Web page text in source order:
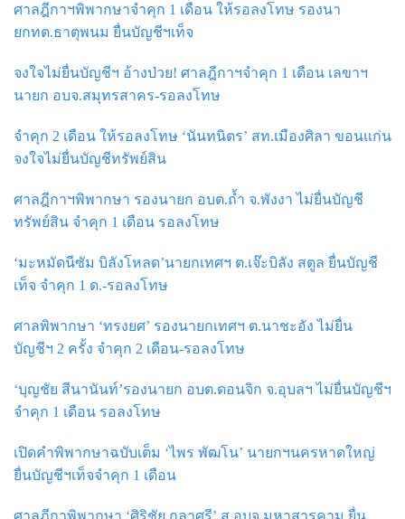
ศาลฎีกาฯพิพากษาจำคุก 1 เดือน ให้รอลงโทษ รองนา
ยกทต.ธาตุพนม ยื่นบัญชีฯเท็จ
จงใจไม่ยื่นบัญชีฯ อ้างป่วย! ศาลฎีกาฯจำคุก 1 เดือน เลขาฯ
นายก อบจ.สมุทรสาคร-รอลงโทษ
จำคุก 2 เดือน ให้รอลงโทษ ‘นันทนิตร’ สท.เมืองศิลา ขอนแก่น
จงใจไม่ยื่นบัญชีทรัพย์สิน
ศาลฎีกาฯพิพากษา รองนายก อบต.ถ้ำ จ.พังงา ไม่ยื่นบัญชี
ทรัพย์สิน จำคุก 1 เดือน รอลงโทษ
‘มะหมัดนีซัม บิลังโหลด’นายกเทศฯ ต.เจ๊ะบิลัง สตูล ยื่นบัญชี
เท็จ จำคุก 1 ด.-รอลงโทษ
ศาลพิพากษา ‘ทรงยศ’ รองนายกเทศฯ ต.นาชะอัง ไม่ยื่น
บัญชีฯ 2 ครั้ง จำคุก 2 เดือน-รอลงโทษ
‘บุญชัย สีนานันท์’รองนายก อบต.ดอนจิก จ.อุบลฯ ไม่ยื่นบัญชีฯ
จำคุก 1 เดือน รอลงโทษ
เปิดคำพิพากษาฉบับเต็ม ‘ไพร พัฒโน’ นายกฯนครหาดใหญ่
ยื่นบัญชีฯเท็จจำคุก 1 เดือน
ศาลฎีกาพิพากษา ‘ศิริชัย กุลาศรี’ ส.อบจ.มหาสารคาม ยื่น